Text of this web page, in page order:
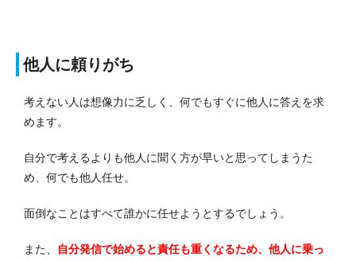
他人に頼りがち
考えない人は想像力に乏しく、何でもすぐに他人に答えを求
めます。
自分で考えるよりも他人に聞く方が早いと思ってしまうた
め、何でも他人任せ。
面倒なことはすべて誰かに任せようとするでしょう。
また、
自分発信で始めると責任も重くなるため、他人に乗っ